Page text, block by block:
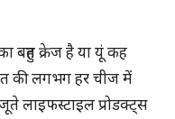
क्रेज है या यूं कह
की लगभग हर चीज में
लाइफस्टाइल प्रोडक्ट्स